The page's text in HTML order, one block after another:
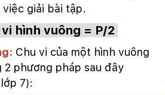
giải bài tập.
hình vuông = P/2
Chu vi của một hình vuông
phương pháp sau đây
7):